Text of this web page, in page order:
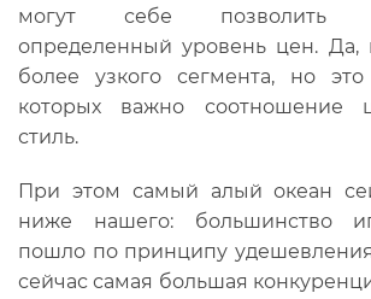
могут себе позволить
определенный уровень цен. Да,
более узкого сегмента, но
которых важно соотношение
стиль.
При этом самый алый океан
ниже нашего: большинство
пошло по принципу удешевления
сейчас самая большая